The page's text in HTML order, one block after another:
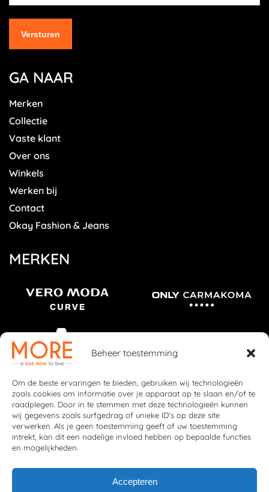
Beheer toestemming
Om de beste ervaringen te bieden, gebruiken wij technologieën
zoals cookies om informatie over je apparaat op te slaan en/of te
raadplegen. Door in te stemmen met deze technologieën kunnen
wij gegevens zoals surfgedrag of unieke ID's op deze site
verwerken. Als je geen toestemming geeft of uw toestemming
intrekt, kan dit een nadelige invloed hebben op bepaalde functies
en mogelijkheden.
Accepteren
GA NAAR
Merken
Collectie
Vaste klant
Over ons
Winkels
Werken bij
Contact
Okay Fashion & Jeans
MERKEN